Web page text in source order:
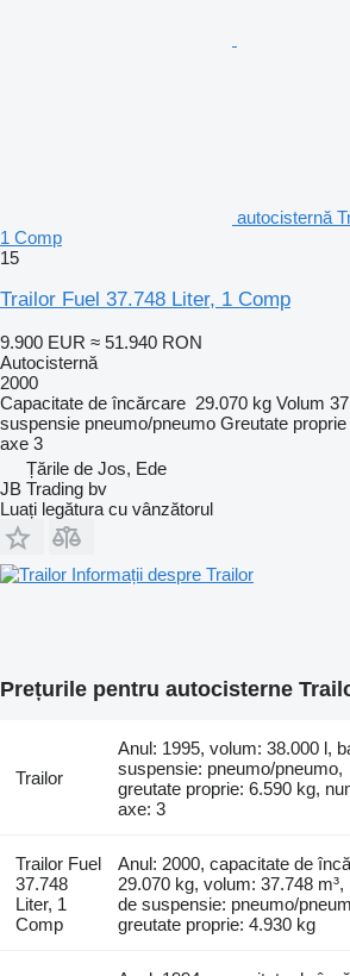
autocisternă
1 Comp
15
Trailor Fuel 37.748 Liter, 1 Comp
9.900 EUR ≈ 51.940 RON
Autocisternă
2000
Capacitate de încărcare 29.070 kg Volum
suspensie pneumo/pneumo Greutate proprie
axe 3
Țările de Jos, Ede
JB Trading bv
Luați legătura cu vânzătorul
Informații despre Trailor
Prețurile pentru autocisterne
Trailor
Anul: 1995, volum: 38.000 l,
suspensie: pneumo/pneumo,
greutate proprie: 6.590 kg,
axe: 3
Trailor Fuel
37.748
Liter, 1
Comp
Anul: 2000, capacitate de
29.070 kg, volum: 37.748 m³,
de suspensie: pneumo/
greutate proprie: 4.930 kg